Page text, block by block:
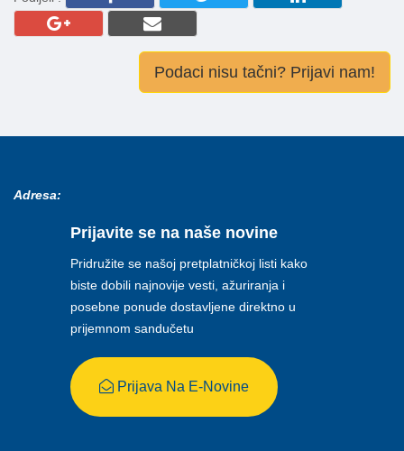
Podaci nisu tačni? Prijavi nam!
Adresa:
Prijavite se na naše novine
Pridružite se našoj pretplatničkoj listi kako
biste dobili najnovije vesti, ažuriranja i
posebne ponude dostavljene direktno u
prijemnom sandučetu
Prijava Na E-Novine